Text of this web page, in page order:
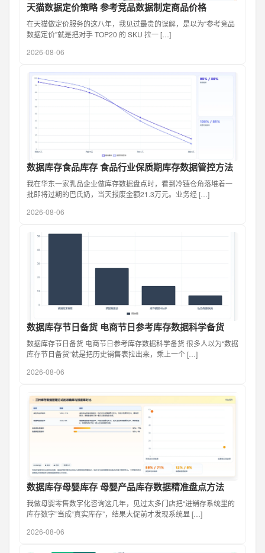
天猫数据定价策略 参考竞品数据制定商品价格
在天猫做定价服务的这八年，我见过最贵的误解，是以为“参考竞品
数据定价”就是把对手 TOP20 的 SKU 拉一 […]
2026-08-06
数据库存食品库存 食品行业保质期库存数据管控方法
我在华东一家乳品企业做库存数据盘点时，看到冷链仓角落堆着一
批即将过期的巴氏奶，当天报废金额21.3万元。业务经 […]
2026-08-06
数据库存节日备货 电商节日参考库存数据科学备货
数据库存节日备货 电商节日参考库存数据科学备货 很多人以为“数据
库存节日备货”就是把历史销售表拉出来，乘上一个 […]
2026-08-06
数据库存母婴库存 母婴产品库存数据精准盘点方法
我做母婴零售数字化咨询这几年，见过太多门店把“进销存系统里的
库存数字”当成“真实库存”，结果大促前才发现系统显 […]
2026-08-06